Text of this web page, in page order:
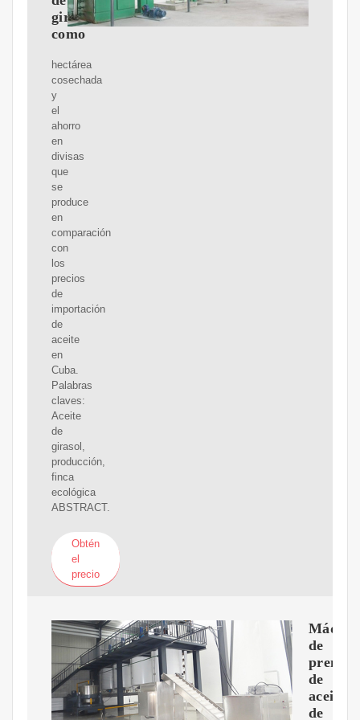
girasol
como
hectárea
cosechada
y
el
ahorro
en
divisas
que
se
produce
en
comparación
con
los
precios
de
importación
de
aceite
en
Cuba.
Palabras
claves:
Aceite
de
girasol,
producción,
finca
ecológica
ABSTRACT.
Obtén
el
precio
de
prensa
de
aceite
de